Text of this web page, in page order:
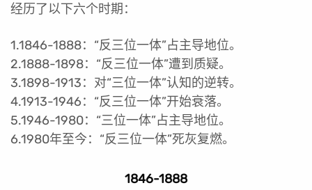
经历了以下六个时期：
1.1846-1888：“反三位一体”占主导地位。
2.1888-1898：“反三位一体”遭到质疑。
3.1898-1913：对“三位一体”认知的逆转。
4.1913-1946：“反三位一体”开始衰落。
5.1946-1980：“三位一体”占主导地位。
6.1980年至今：“反三位一体”死灰复燃。
1846-1888